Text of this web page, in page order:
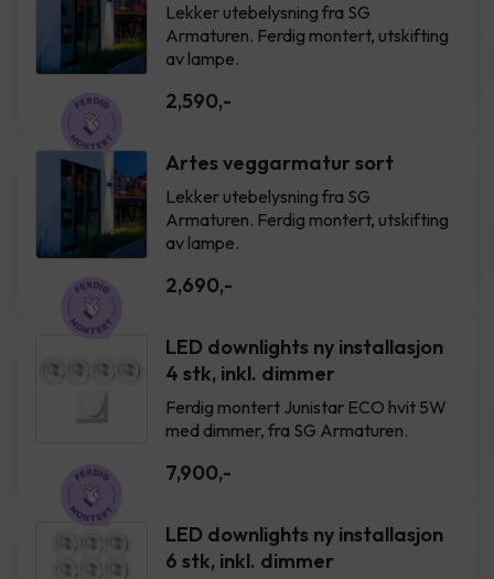
Lekker utebelysning fra SG
Armaturen. Ferdig montert, utskifting
av lampe.
2,590,-
Artes veggarmatur sort
Lekker utebelysning fra SG
Armaturen. Ferdig montert, utskifting
av lampe.
2,690,-
LED downlights ny installasjon
4 stk, inkl. dimmer
Ferdig montert Junistar ECO hvit 5W
med dimmer, fra SG Armaturen.
7,900,-
LED downlights ny installasjon
6 stk, inkl. dimmer